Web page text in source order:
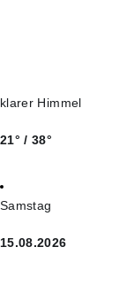
klarer Himmel
21° / 38°
Samstag
15.08.2026